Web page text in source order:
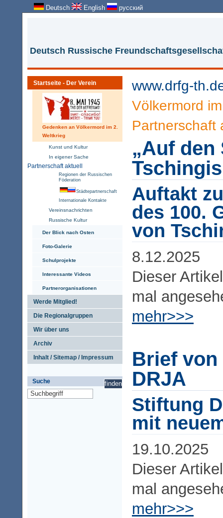
Deutsch English русский
Deutsch Russische
Startseite - Der Verein
Gedenken an Völkermord im 2.
Weltkrieg
Kunst und Kultur
In eigener Sache
Partnerschaft aktuell
Regionen der Russischen
Föderation
Städtepartnerschaft
Internationale Kontakte
Vereinsnachrichten
Russische Kultur
Der Blick nach Osten
Foto-Galerie
Schulprojekte
Interessante Videos
Partnerorganisationen
Werde Mitglied!
Die Regionalgruppen
Wir über uns
Archiv
Inhalt / Sitemap / Impressum
Suche
www.drfg-
Völkermord
Partnerschaft
„Auf den
Auftakt
des 100.
von
8.12.2025
Dieser
mal
mehr>>>
Brief
DRJA
Stiftung
mit
19.10.2025
Dieser
mal
mehr>>>